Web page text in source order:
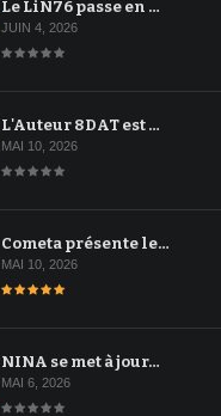
Le LiN76 passe en …
JUIN 4, 2026
L'Auteur 8DAT est …
MAI 10, 2026
Cometa présente le…
MAI 10, 2026
NINA se met à jour…
MAI 6, 2026